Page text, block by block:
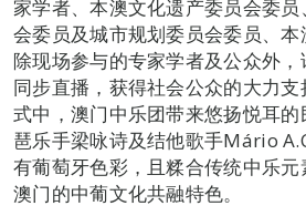
家学者、本澳文化遗产委员会委
会委员及城市规划委员会委员、本
除现场参与的专家学者及公众外
同步直播，获得社会公众的大力
式中，澳门中乐团带来悠扬悦耳
琶乐手梁咏诗及结他歌手Mário
有葡萄牙色彩，且糅合传统中乐
澳门的中葡文化共融特色。